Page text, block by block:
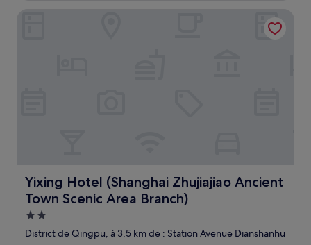
de
14 €
Yixing Hotel (Shanghai Zhujiajiao Ancient
Town Scenic Area Branch)
Yixing Hotel (Shanghai Zhujiajiao Ancient Town Scenic
Hébergement
2.0 étoiles
District de Qingpu, à 3,5 km de : Station Avenue Dianshanhu
Yixing Hotel (Shanghai Zhujiajiao Ancient Town Scenic